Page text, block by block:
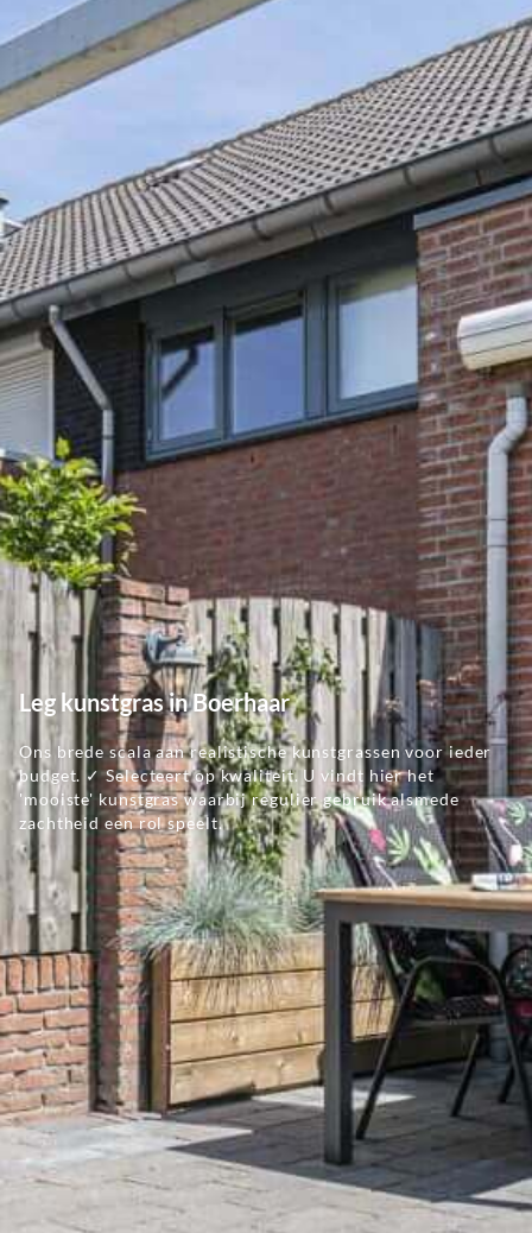
Leg kunstgras in Boerhaar
Ons brede scala aan realistische kunstgrassen voor ieder
budget. ✓ Selecteert op kwaliteit. U vindt hier het
'mooiste' kunstgras waarbij regulier gebruik alsmede
zachtheid een rol speelt.